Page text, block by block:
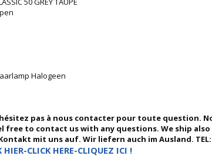
Halogeen
pas à nous contacter pour toute question.
free to contact us with any questions. We ship
mit uns auf. Wir liefern auch im Ausland. TEL:
CLICK HERE-CLIQUEZ ICI !